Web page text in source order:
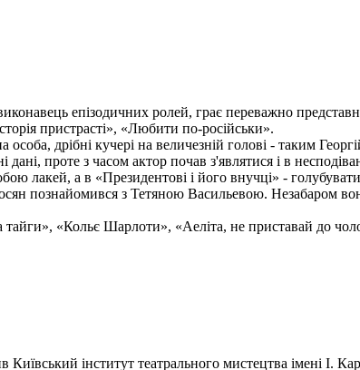
епізодичних ролей, грає переважно
пристрасті», «Любити по-російськи».
особа, дрібні кучері на величезній голові - таким
дані, проте з часом актор почав з'являтися і в
лакей, а в «Президентові і його внучці» -
познайомився з Тетяною Васильевою. Незабаром
«Кольє Шарлоти», «Аеліта, не приставай до
Київський інститут театрального мистецтва імені